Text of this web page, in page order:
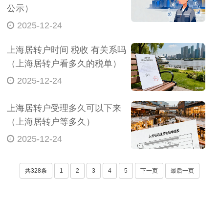
公示）
2025-12-24
上海居转户时间 税收 有关系吗
（上海居转户看多久的税单）
2025-12-24
上海居转户受理多久可以下来
（上海居转户等多久）
2025-12-24
共328条 1 2 3 4 5 下一页 最后一页